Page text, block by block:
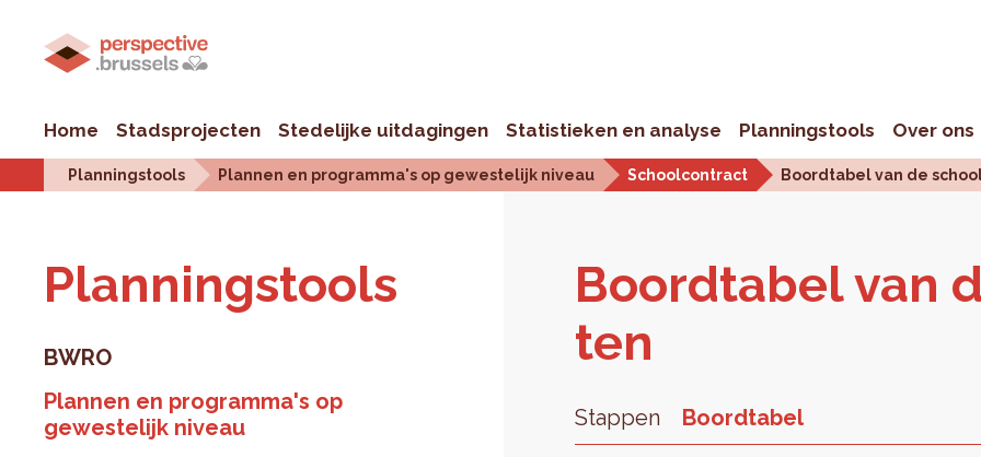
Home Stadsprojecten Stedelijke uitdagingen Statistieken en analyse Planningstools Over ons
Planningstools Plannen en programma's op gewestelijk niveau Schoolcontract Boordtabel van de
Plan­ningstools
BWRO
Plannen en programma's op
gewestelijk niveau
Boord­ta­bel van
ten
Stappen Boordtabel